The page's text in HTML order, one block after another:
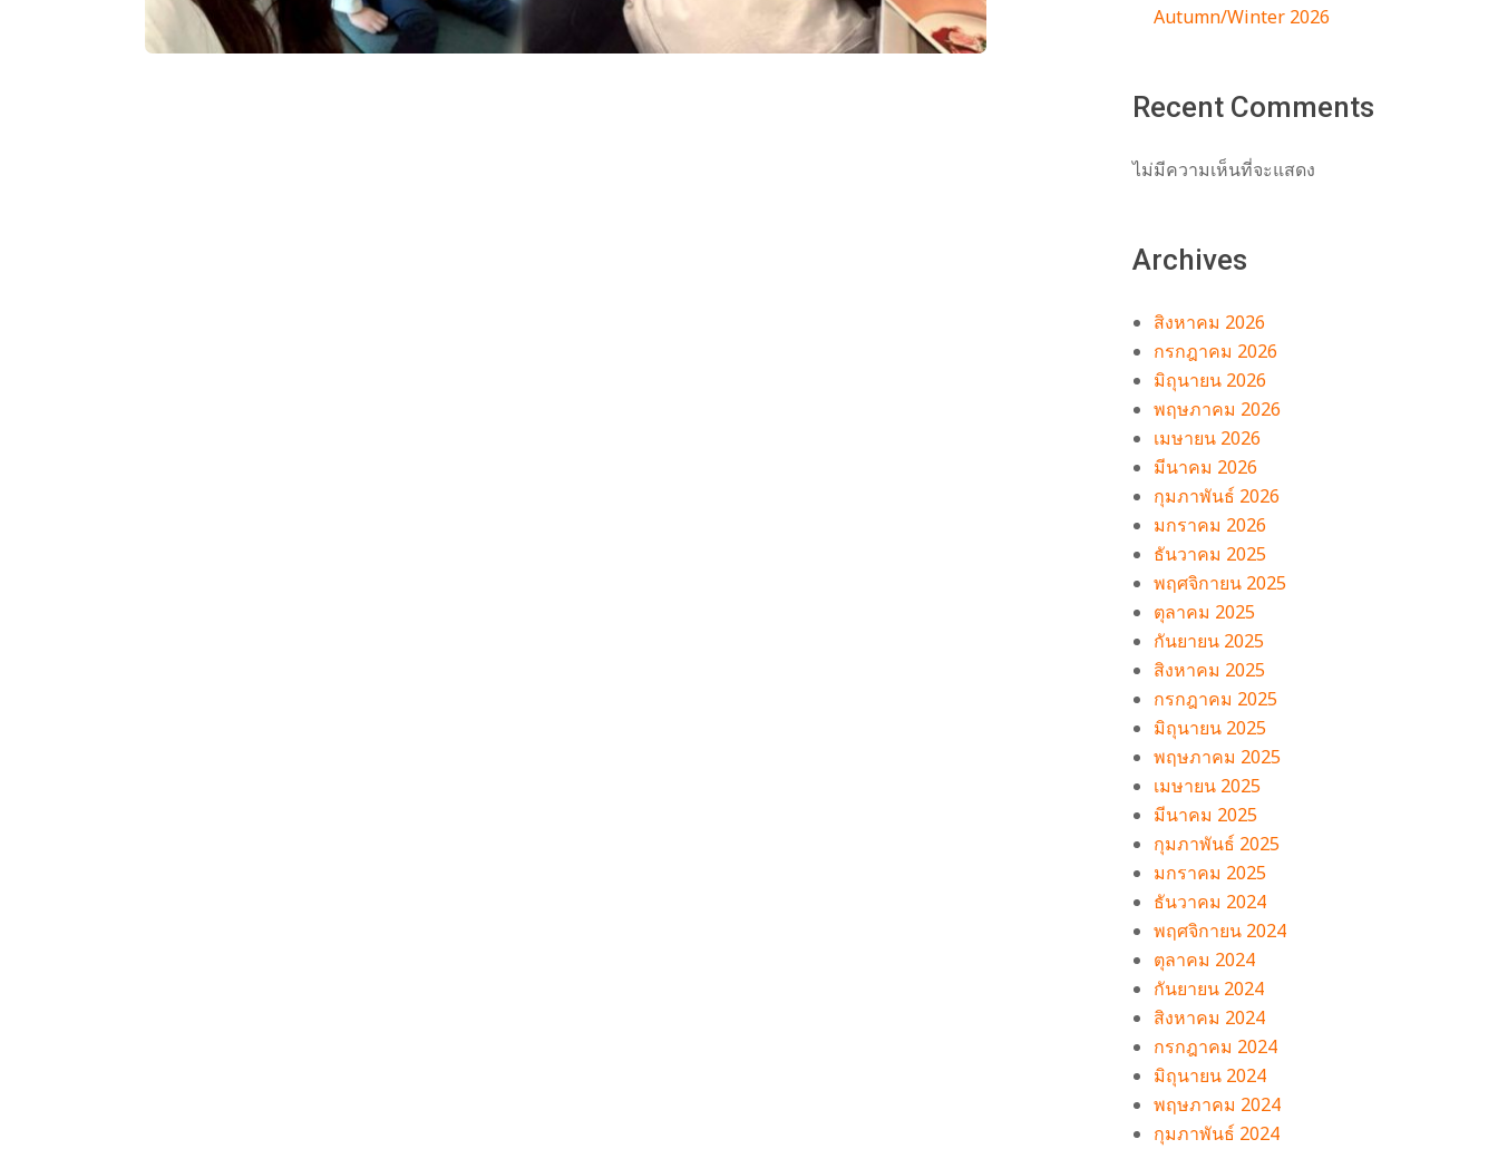
c
Autumn/Winter 2026
Recent Comments
ไม่มีความเห็นที่จะแสดง
Archives
สิงหาคม 2026
กรกฎาคม 2026
มิถุนายน 2026
พฤษภาคม 2026
เมษายน 2026
มีนาคม 2026
กุมภาพันธ์ 2026
มกราคม 2026
ธันวาคม 2025
พฤศจิกายน 2025
ตุลาคม 2025
กันยายน 2025
สิงหาคม 2025
กรกฎาคม 2025
มิถุนายน 2025
พฤษภาคม 2025
เมษายน 2025
มีนาคม 2025
กุมภาพันธ์ 2025
มกราคม 2025
ธันวาคม 2024
พฤศจิกายน 2024
ตุลาคม 2024
กันยายน 2024
สิงหาคม 2024
กรกฎาคม 2024
มิถุนายน 2024
พฤษภาคม 2024
กุมภาพันธ์ 2024